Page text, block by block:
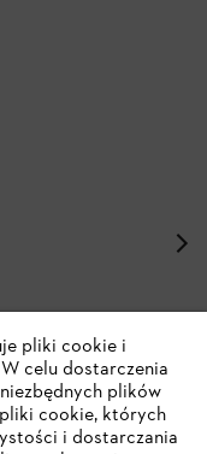
STIHL
pliki cookie i
celu dostarczenia
plików
cookie, których
i dostarczania